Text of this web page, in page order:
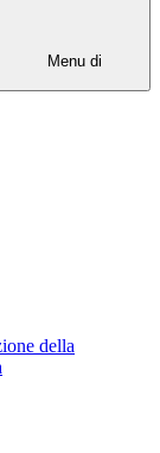
Menu di
della